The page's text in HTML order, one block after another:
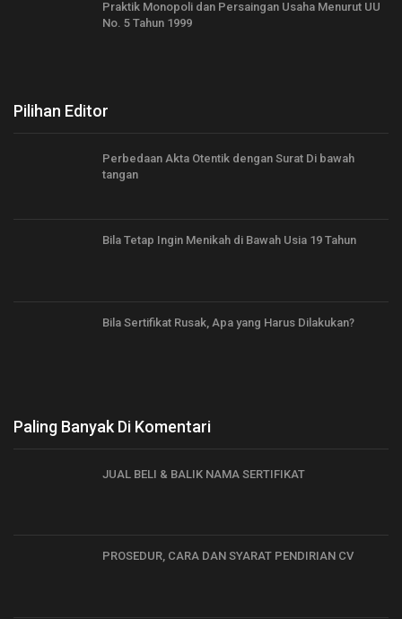
Praktik Monopoli dan Persaingan Usaha Menurut UU
No. 5 Tahun 1999
Pilihan Editor
Perbedaan Akta Otentik dengan Surat Di bawah
tangan
Bila Tetap Ingin Menikah di Bawah Usia 19 Tahun
Bila Sertifikat Rusak, Apa yang Harus Dilakukan?
Paling Banyak Di Komentari
JUAL BELI & BALIK NAMA SERTIFIKAT
PROSEDUR, CARA DAN SYARAT PENDIRIAN CV